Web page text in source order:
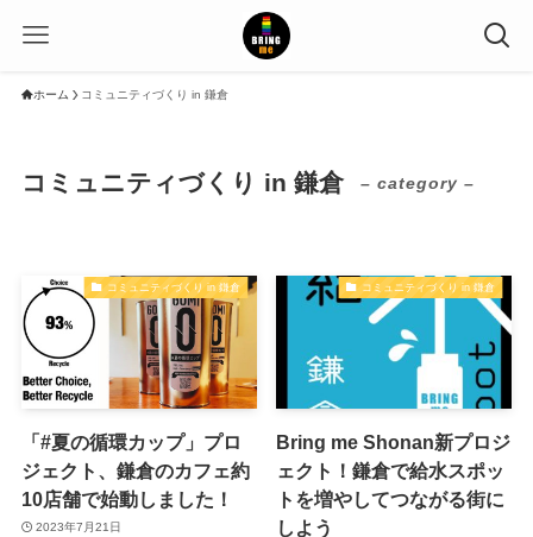
ホーム コミュニティづくり in 鎌倉
コミュニティづくり in 鎌倉 – category –
コミュニティづくり in 鎌倉
「#夏の循環カップ」プロ
ジェクト、鎌倉のカフェ約
10店舗で始動しました！
2023年7月21日
コミュニティづくり in 鎌倉
Bring me Shonan新プロジ
ェクト！鎌倉で給水スポッ
トを増やしてつながる街に
しよう